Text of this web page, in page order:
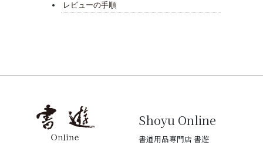
レビューの手順
Shoyu Online
書道用品専門店 書遊